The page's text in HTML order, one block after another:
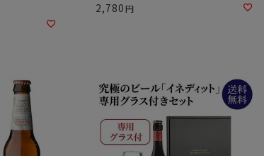
2,780